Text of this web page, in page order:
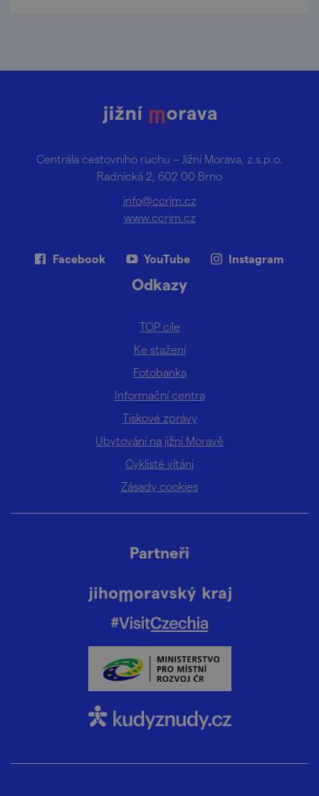
Centrála cestovního ruchu – Jižní Morava, z.s.p.o.
Radnická 2, 602 00 Brno
info@ccrjm.cz
www.ccrjm.cz
Facebook YouTube Instagram
Odkazy
TOP cíle
Ke stažení
Fotobanka
Informační centra
Tiskové zprávy
Ubytování na jižní Moravě
Cyklisté vítáni
Zásady cookies
Partneři